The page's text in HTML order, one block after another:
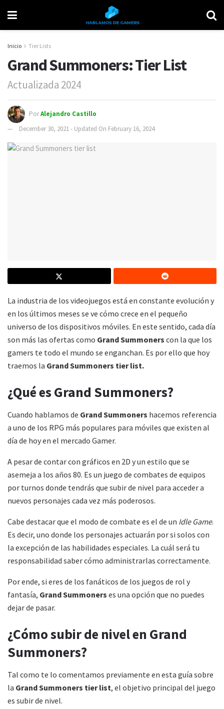
Inicio Tier Lists
Grand Summoners: Tier List
Actualizada 2024
PorAlejandro Castillo
December 30, 2021 - Updated On February 16, 2024
La industria de los videojuegos está en constante evolución y
en los últimos meses se ve cómo crece en el pequeño
universo de los dispositivos móviles. En este sentido, cada día
son más las ofertas como Grand Summoners con la que los
gamers te todo el mundo se enganchan. Es por ello que hoy
traemos la Grand Summoners tier list.
¿Qué es Grand Summoners?
Cuando hablamos de Grand Summoners hacemos referencia
a uno de los RPG más populares para móviles que existen al
día de hoy en el mercado Gamer.
A pesar de contar con gráficos en 2D y un estilo que se
asemeja a los años 80. Es un juego de combates de equipos
por turnos donde tendrás que subir de nivel para acceder a
nuevos personajes cada vez más poderosos.
Cabe destacar que el modo de combate es el de un Idle Game.
Es decir, uno donde los personajes actuarán por si solos con
la excepción de las habilidades especiales. La cuál será tu
responsabilidad saber cómo administrarlas correctamente.
Por ende, si eres de los fanáticos de los juegos de rol y
fantasía, Grand Summoners es una opción que no puedes
dejar de pasar.
¿Cómo subir de nivel en Grand
Summoners?
Tal como te lo comentamos previamente en esta guía sobre
la Grand Summoners tier list, el objetivo principal del juego
es subir de nivel.